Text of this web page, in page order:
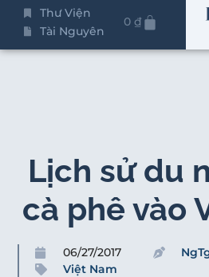
Thư Viện
Tài Nguyên
0 ₫
Lịch sử du
cà phê vào
06/27/2017
Việt Nam